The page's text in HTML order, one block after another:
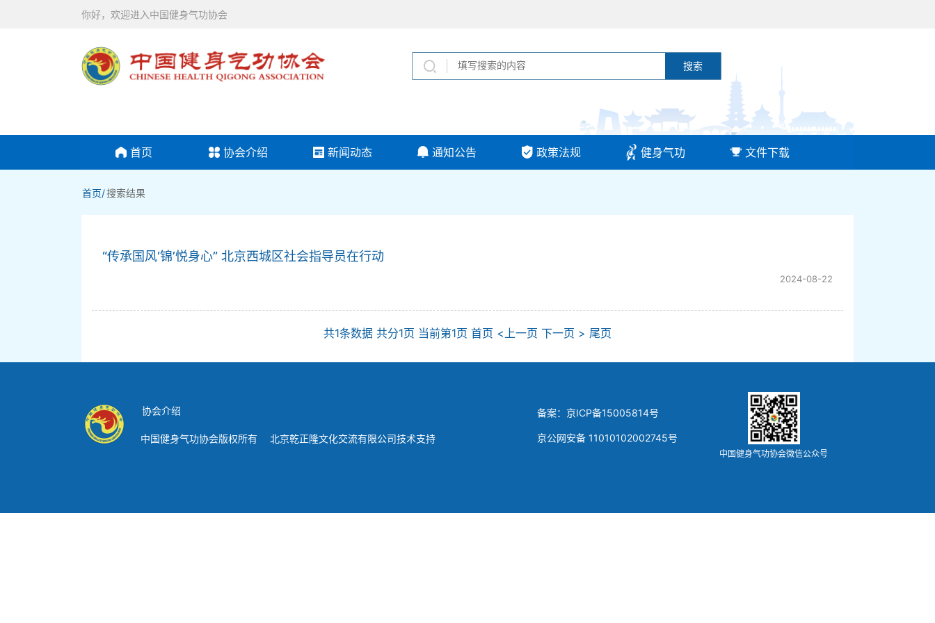
你好，欢迎进入中国健身气功协会
搜索
首页 协会介绍 新闻动态 通知公告 政策法规 健身气功 文件下载
首页/搜索结果
“传承国风‘锦’悦身心” 北京西城区社会指导员在行动
2024-08-22
共1条数据 共分1页 当前第1页 首页 <上一页 下一页 > 尾页
协会介绍
中国健身气功协会版权所有 北京乾正隆文化交流有限公司技术支持
备案：京ICP备15005814号
京公网安备 11010102002745号
中国健身气功协会微信公众号